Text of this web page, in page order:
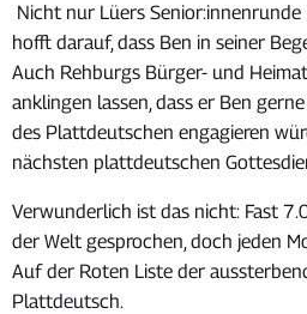
Nicht nur Lüers Senior:innenrunde
hofft darauf, dass Ben in seiner
Auch Rehburgs Bürger- und
anklingen lassen, dass er Ben
des Plattdeutschen engagieren
nächsten plattdeutschen
Verwunderlich ist das nicht: Fast
der Welt gesprochen, doch jeden
Auf der Roten Liste der
Plattdeutsch.